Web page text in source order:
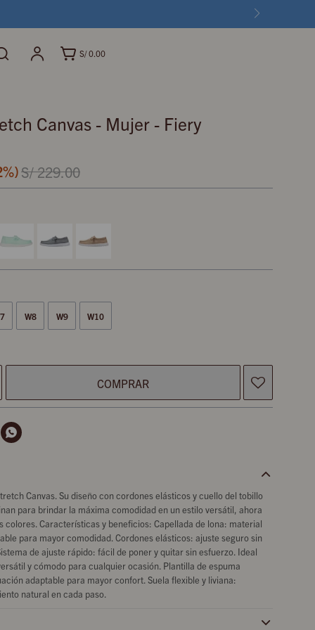
S/ 0.00
Canvas - Mujer - Fiery
S/ 229.00
W8 W9 W10
COMPRAR

Canvas. Su diseño con cordones elásticos y cuello del tobillo
para brindar la máxima comodidad en un estilo versátil, ahora
colores. Características y beneficios: Capellada de lona: material
para mayor comodidad. Cordones elásticos: ajuste seguro sin
de ajuste rápido: fácil de poner y quitar sin esfuerzo. Ideal
y cómodo para cualquier ocasión. Plantilla de espuma
adaptable para mayor confort. Suela flexible y liviana:
natural en cada paso.